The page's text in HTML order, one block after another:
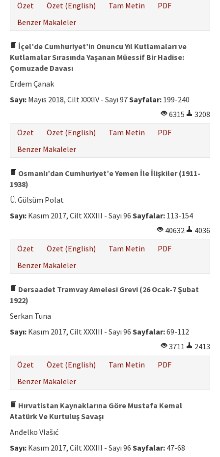
Özet
Özet (English) Tam Metin
PDF
Benzer Makaleler
İçel’de Cumhuriyet’in Onuncu Yıl Kutlamaları ve
Kutlamalar Sırasında Yaşanan Müessif Bir Hadise:
Çomuzade Davası
Erdem Çanak
Sayı: Mayıs 2018, Cilt XXXIV - Sayı 97Sayfalar: 199-240
6315
3208
Özet
Özet (English) Tam Metin
PDF
Benzer Makaleler
Osmanlı’dan Cumhuriyet’e Yemen İle İlişkiler (1911-
1938)
Ü. Gülsüm Polat
Sayı: Kasım 2017, Cilt XXXIII - Sayı 96 Sayfalar: 113-154
40632
4036
Özet
Özet (English) Tam Metin
PDF
Benzer Makaleler
Dersaadet Tramvay Amelesi Grevi (26 Ocak-7 Şubat
1922)
Serkan Tuna
Sayı: Kasım 2017, Cilt XXXIII - Sayı 96 Sayfalar:69-112
3711
2413
Özet
Özet (English) Tam Metin
PDF
Benzer Makaleler
Hırvatistan Kaynaklarına Göre Mustafa Kemal
Atatürk Ve Kurtuluş Savaşı
Anđelko Vlašıć
Sayı: Kasım 2017, Cilt XXXIII - Sayı 96 Sayfalar: 47-68